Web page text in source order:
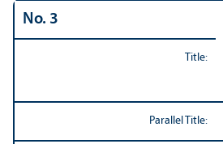
No. 3
Title:
Parallel Title: